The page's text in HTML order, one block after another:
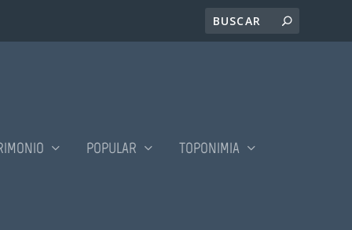
POPULAR TOPONIMIA